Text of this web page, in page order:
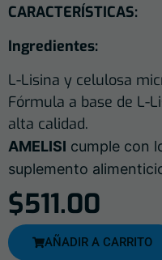
CARACTERÍSTICAS:
Ingredientes:
L-Lisina y celulosa
Fórmula a base de L-
alta calidad.
AMELISI cumple con
suplemento
$511.00
AÑADIR A CARRITO